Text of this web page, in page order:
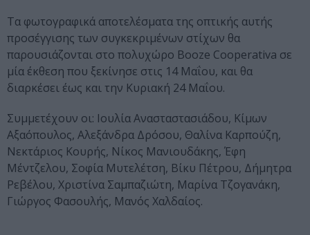
Tα φωτογραφικά αποτελέσματα της οπτικής αυτής
προσέγγισης των συγκεκριμένων στίχων θα
παρουσιάζονται στο πολυχώρο Booze Cooperativa σε
μία έκθεση που ξεκίνησε στις 14 Μαΐου, και θα
διαρκέσει έως και την Κυριακή 24 Μαΐου.
Συμμετέχουν οι: Ιουλία Ανασταστασιάδου, Κίμων
Αξαόπουλος, Αλεξάνδρα Δρόσου, Θαλίνα Καρπούζη,
Νεκτάριος Κουρής, Νίκος Μανιουδάκης, Έφη
Μέντζελου, Σοφία Μυτελέτση, Βίκυ Πέτρου, Δήμητρα
Ρεβέλου, Χριστίνα Σαμπαζιώτη, Μαρίνα Τζογανάκη,
Γιώργος Φασουλής, Μανός Χαλδαίος.